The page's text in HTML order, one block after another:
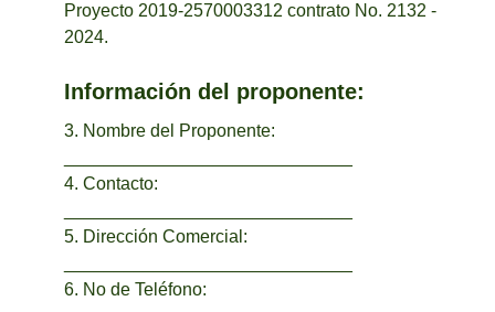
Proyecto 2019-2570003312 contrato No. 2132 -
2024.
Información del proponente:
3. Nombre del Proponente:
4. Contacto:
5. Dirección Comercial:
6. No de Teléfono: